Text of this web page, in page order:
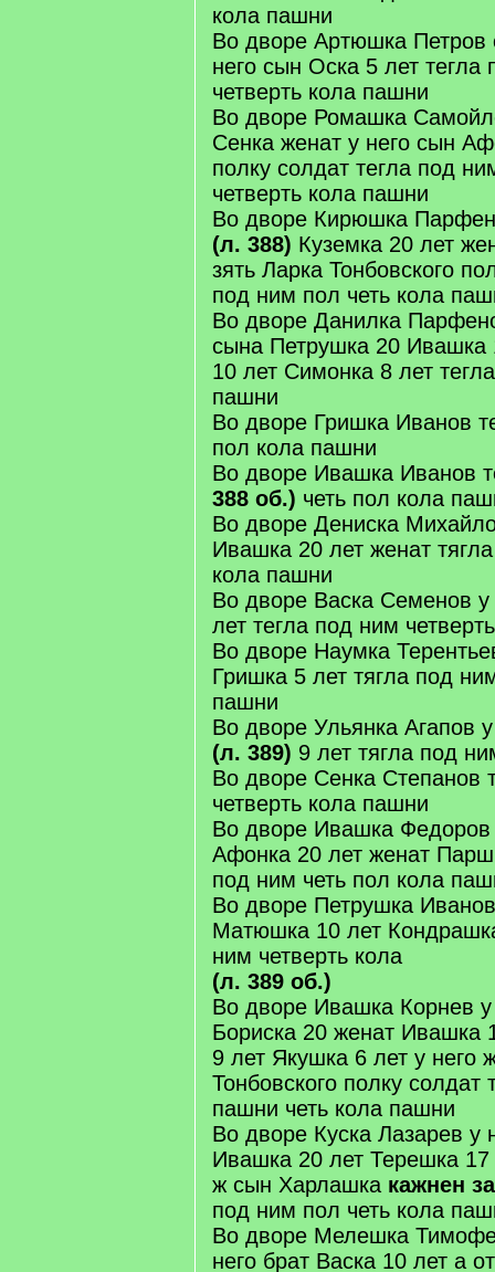
кола пашни
Во дворе Артюшка Петров
него сын Оска 5 лет тегла
четверть кола пашни
Во дворе Ромашка
Сенка женат у него сын
полку солдат тегла под
четверть кола пашни
Во дворе Кирюшка
(л. 388) Куземка 20 лет
зять Ларка Тонбовского
под ним пол четь кола
Во дворе Данилка
сына Петрушка 20 Ивашка
10 лет Симонка 8 лет
пашни
Во дворе Гришка Иванов
пол кола пашни
Во дворе Ивашка Иванов
388 об.) четь пол кола
Во дворе Дениска
Ивашка 20 лет женат
кола пашни
Во дворе Васка Семенов
лет тегла под ним
Во дворе Наумка
Гришка 5 лет тягла под
пашни
Во дворе Ульянка Агапов
(л. 389) 9 лет тягла под
Во дворе Сенка Степанов
четверть кола пашни
Во дворе Ивашка Федоров
Афонка 20 лет женат
под ним четь пол кола
Во дворе Петрушка
Матюшка 10 лет
ним четверть кола
(л. 389 об.)
Во дворе Ивашка Корнев у
Бориска 20 женат Ивашка
9 лет Якушка 6 лет у него
Тонбовского полку солдат
пашни четь кола пашни
Во дворе Куска Лазарев у
Ивашка 20 лет Терешка 17
ж сын Харлашка кажнен
под ним пол четь кола
Во дворе Мелешка
него брат Васка 10 лет а